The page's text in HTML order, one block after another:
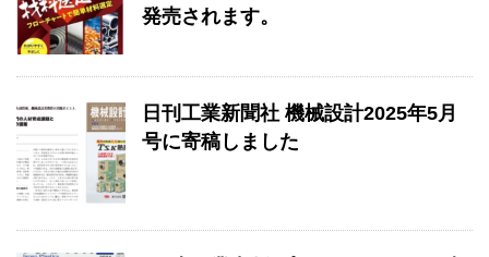
発売されます。
日刊工業新聞社 機械設計2025年5月
号に寄稿しました